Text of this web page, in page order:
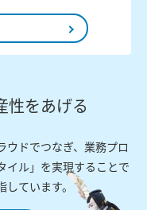
性をあげる
ウドでつなぎ、業務プロ
イル」を実現することで
ています。